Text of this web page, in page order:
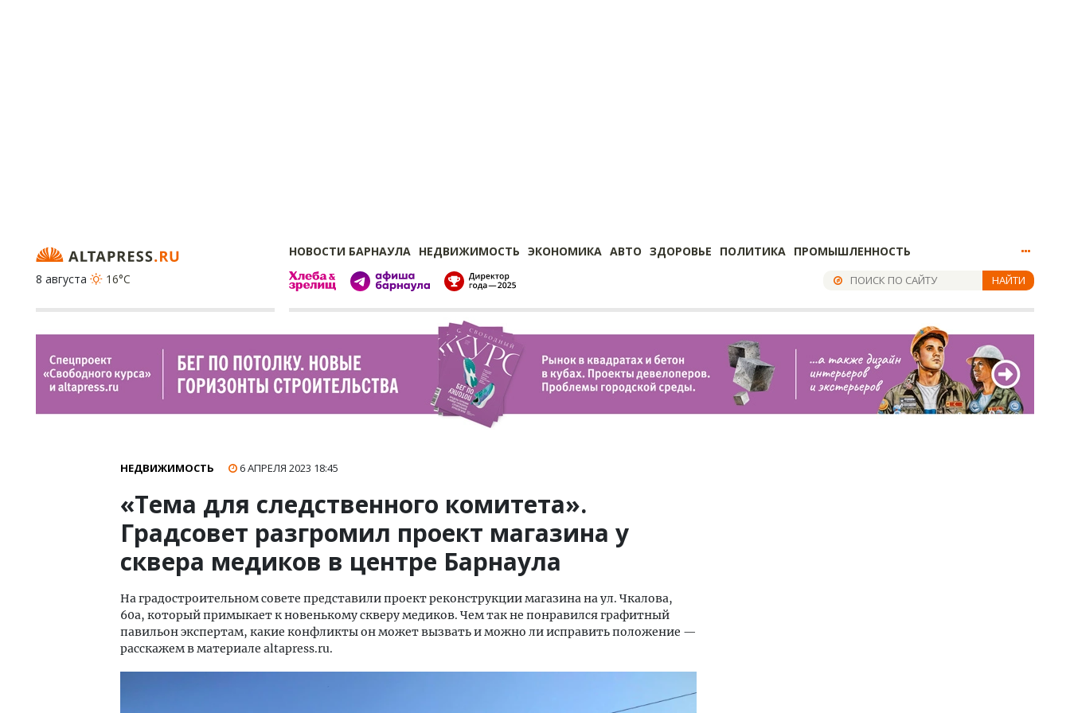
НОВОСТИ БАРНАУЛА НЕДВИЖИМОСТЬ ЭКОНОМИКА АВТО ЗДОРОВЬЕ ПОЛИТИКА ПРОМЫШЛЕННОСТЬ
8 августа
16°C НАЙТИ
НЕДВИЖИМОСТЬ 6 АПРЕЛЯ 2023 18:45
«Тема для следственного комитета».
Градсовет разгромил проект магазина у
сквера медиков в центре Барнаула
На градостроительном совете представили проект реконструкции магазина на ул. Чкалова,
60а, который примыкает к новенькому скверу медиков. Чем так не понравился графитный
павильон экспертам, какие конфликты он может вызвать и можно ли исправить положение —
расскажем в материале altapress.ru.